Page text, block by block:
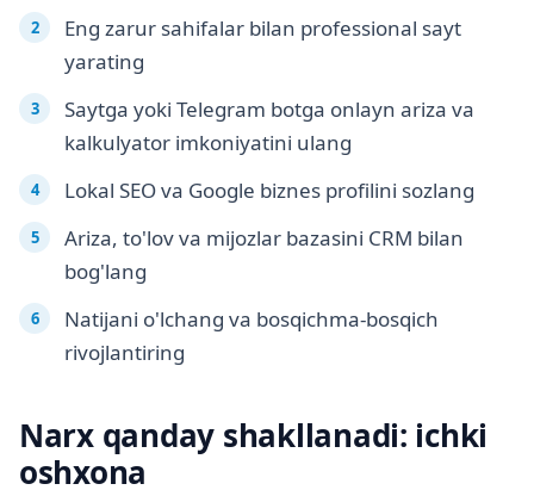
Eng zarur sahifalar bilan professional sayt
yarating
Saytga yoki Telegram botga onlayn ariza va
kalkulyator imkoniyatini ulang
Lokal SEO va Google biznes profilini sozlang
Ariza, to'lov va mijozlar bazasini CRM bilan
bog'lang
Natijani o'lchang va bosqichma-bosqich
rivojlantiring
Narx qanday shakllanadi: ichki
oshxona